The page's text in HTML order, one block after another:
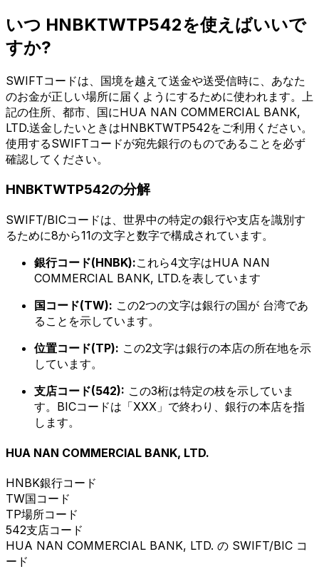
いつ HNBKTWTP542を使えばいいで
すか?
SWIFTコードは、国境を越えて送金や送受信時に、あなた
のお金が正しい場所に届くようにするために使われます。上
記の住所、都市、国にHUA NAN COMMERCIAL BANK,
LTD.送金したいときはHNBKTWTP542をご利用ください。
使用するSWIFTコードが宛先銀行のものであることを必ず
確認してください。
HNBKTWTP542の分解
SWIFT/BICコードは、世界中の特定の銀行や支店を識別す
るために8から11の文字と数字で構成されています。
銀行コード(HNBK):これら4文字はHUA NAN
COMMERCIAL BANK, LTD.を表しています
国コード(TW): この2つの文字は銀行の国が 台湾であ
ることを示しています。
位置コード(TP): この2文字は銀行の本店の所在地を示
しています。
支店コード(542): この3桁は特定の枝を示していま
す。BICコードは「XXX」で終わり、銀行の本店を指
します。
HUA NAN COMMERCIAL BANK, LTD.
HNBK銀行コード
TW国コード
TP場所コード
542支店コード
HUA NAN COMMERCIAL BANK, LTD. の SWIFT/BIC コ
ード